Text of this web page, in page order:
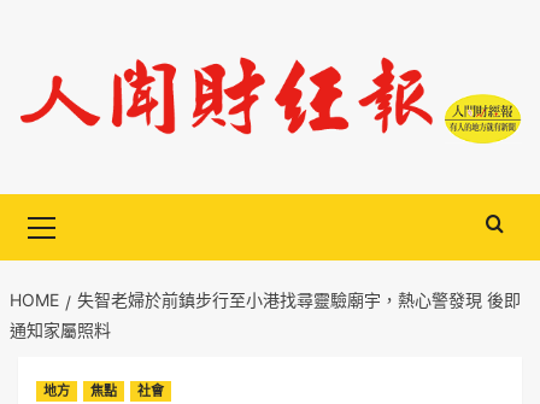
content
Menu
HOME
失智老婦於前鎮步行至小港找尋靈驗廟宇，熱心警發現 後即
通知家屬照料
地方 焦點 社會